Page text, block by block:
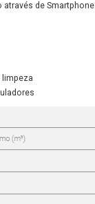
através deSmartphone
limpeza